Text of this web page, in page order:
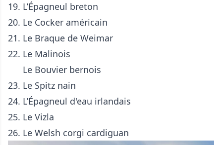
19. L’Épagneul breton
20. Le Cocker américain
21. Le Braque de Weimar
22. Le Malinois
Le Bouvier bernois
23. Le Spitz nain
24. L’Épagneul d'eau irlandais
25. Le Vizla
26. Le Welsh corgi cardiguan